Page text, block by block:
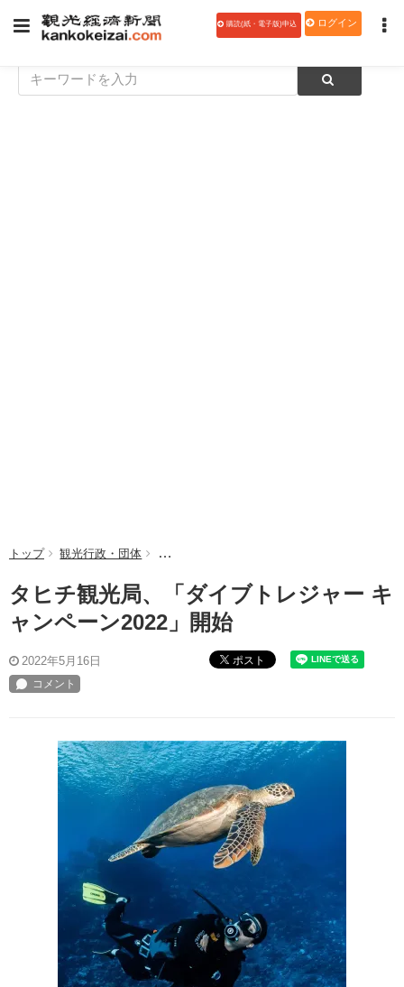
購読(紙・電子版)申込 ログイン
トップ 観光行政・団体 タヒチ観光局、「ダイブトレジャー キャンペ
タヒチ観光局、「ダイブトレジャー キ
ャンペーン2022」開始
2022年5月16日 ポスト